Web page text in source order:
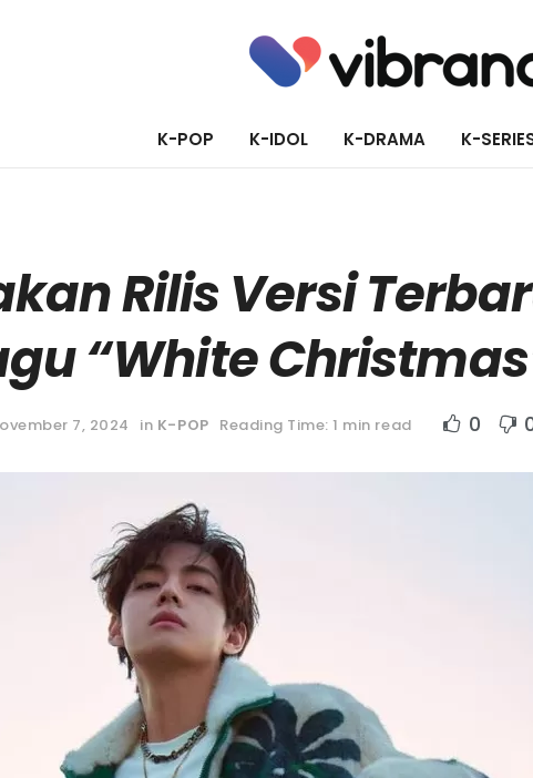
K-POP K-IDOL K-DRAMA K-
Rilis Versi
“White
7, 2024 in K-POP Reading Time: 1 min read 0